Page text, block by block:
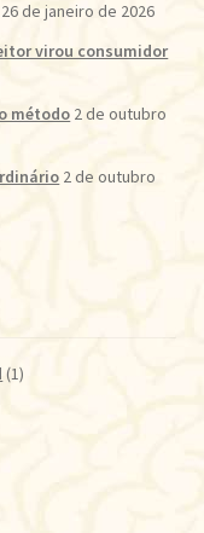
26 de janeiro de 2026
virou consumidor
método 2 de outubro
2 de outubro
(1)